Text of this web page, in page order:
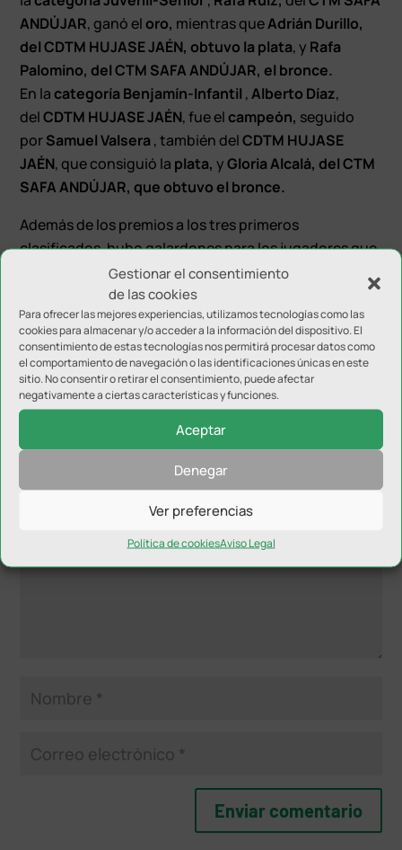
Gestionar el consentimiento
de las cookies
Para ofrecer las mejores experiencias, utilizamos tecnologías como las
cookies para almacenar y/o acceder a la información del dispositivo. El
consentimiento de estas tecnologías nos permitirá procesar datos como
el comportamiento de navegación o las identificaciones únicas en este
sitio. No consentir o retirar el consentimiento, puede afectar
negativamente a ciertas características y funciones.
Aceptar
Denegar
Ver preferencias
Política de cookiesAviso Legal
ANDÚJAR, ganó eloro, mientras queAdrián Durillo,
del CDTM HUJASE JAÉN, obtuvo la plata, y Rafa
Palomino, del CTM SAFA ANDÚJAR, el bronce.
En lacategoría Benjamín-Infantil ,Alberto Díaz,
delCDTM HUJASE JAÉN, fue elcampeón, seguido
porSamuel Valsera , también delCDTM HUJASE
JAÉN, que consiguió la plata, yGloria Alcalá, del CTM
SAFA ANDÚJAR, que obtuvo el bronce.
Además de los premios a los tres primeros
clasificados, hubo galardones para los jugadores que
ocuparon las posiciones cuarta, quinta y sexta,
reconociendo así su esfuerzo y dedicación.
Tu dirección de correo electrónico no será publicada.
campos obligatorios están marcados con